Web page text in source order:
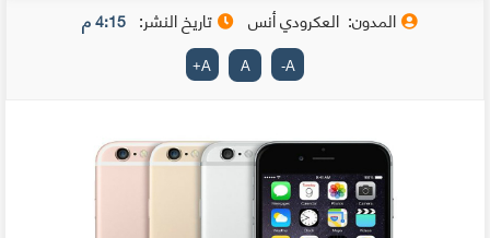
المدون: العكرودي أنس تاريخ النشر: 4:15 م
A
-
A
A
+